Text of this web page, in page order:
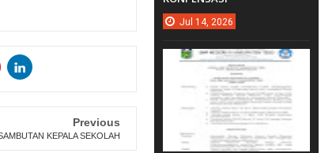
Previous
KEPALA SEKOLAH
Jul 14, 2026